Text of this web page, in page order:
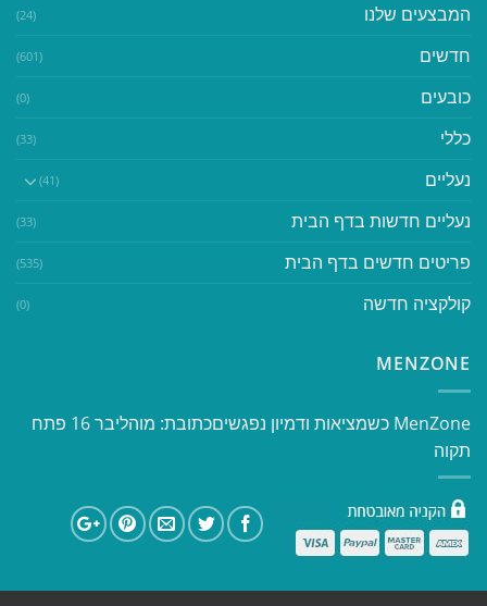
המבצעים שלנו (24)
חדשים (601)
כובעים (0)
כללי (33)
נעליים (41)
נעליים חדשות בדף הבית (33)
פריטים חדשים בדף הבית (535)
קולקציה חדשה (0)
MENZONE
​​MenZone כשמציאות ודמיון נפגשים​ כתובת: מוהליבר 16 פתח
תקוה